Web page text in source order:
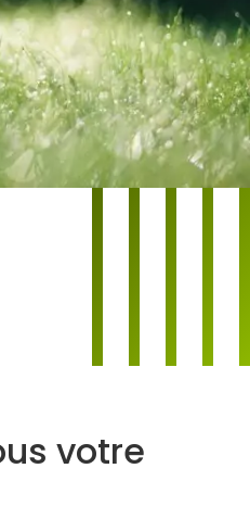
votre